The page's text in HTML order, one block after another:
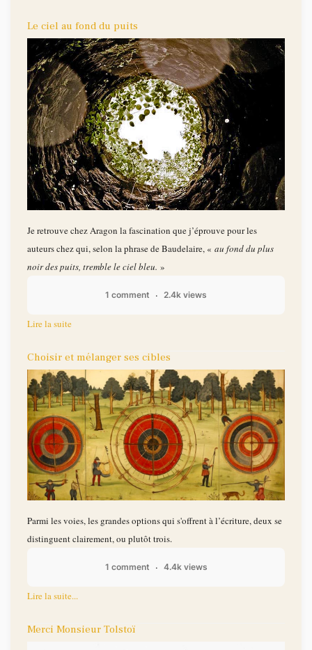
Le ciel au fond du puits
Je retrouve chez Aragon la fascination que j’éprouve pour les
auteurs chez qui, selon la phrase de Baudelaire, « au fond du plus
noir des puits, tremble le ciel bleu. »
1 comment 2.4k views
Lire la suite
Choisir et mélanger ses cibles
Parmi les voies, les grandes options qui s'offrent à l’écriture, deux se
distinguent clairement, ou plutôt trois.
1 comment 4.4k views
Lire la suite...
Merci Monsieur Tolstoï